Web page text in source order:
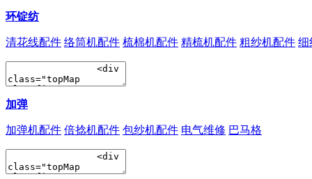
环锭纺
清花线配件 络筒机配件 梳棉机配件 精梳机配件 粗纱机配件 细
加弹
加弹机配件 倍捻机配件 包纱机配件 电气维修 巴马格